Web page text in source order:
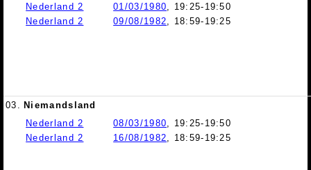
Nederland 2
01/03/1980 , 19:25-19:50
Nederland 2
09/08/1982 , 18:59-19:25
03.
Niemandsland
Nederland 2
08/03/1980 , 19:25-19:50
Nederland 2
16/08/1982 , 18:59-19:25